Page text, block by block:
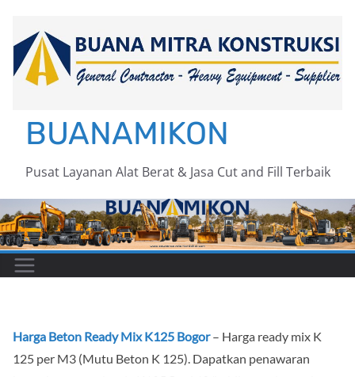
content
BUANAMIKON
Pusat Layanan Alat Berat & Jasa Cut and Fill Terbaik
Harga Beton Ready Mix K125 Bogor– Harga ready mix K
125 per M3 (Mutu Beton K 125). Dapatkan penawaran